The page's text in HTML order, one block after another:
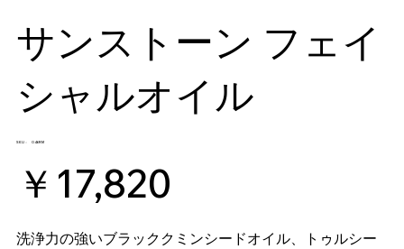
サンストーン フェイ
シャルオイル
SKU：
SKU：
046RM
￥17,820
洗浄力の強いブラッククミンシードオイル、トゥルシー